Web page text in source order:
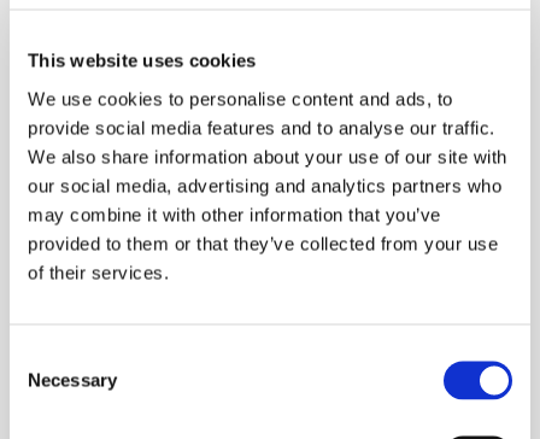
This website uses cookies
We use cookies to personalise content and ads, to
provide social media features and to analyse our traffic.
We also share information about your use of our site with
our social media, advertising and analytics partners who
may combine it with other information that you’ve
provided to them or that they’ve collected from your use
of their services.
Selection
Necessary
prismeneutralisation”
Tredjepladsen gik til Sharanika Sathiyaseelan og
Johanne Rakel Anina for
“Katarakt i Norge og Grønland”
De tre projekter blev udvalgt af dommerkomitéen for
deres høje faglige niveau, selvstændighed og evne til at
omsætte teoretisk viden til praktisk, anvendelig
danske optometriststuderendes interesse for forskning
og videregående uddannelse. Prisen uddeles årligt og er